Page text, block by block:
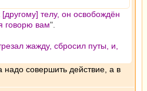
телу, он освобождён
говорю вам".
жажду, сбросил путы, и,
совершить действие, а в